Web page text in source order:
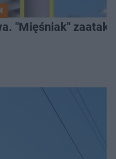
"Mięśniak"